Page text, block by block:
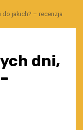
do jakich? – recenzja
dni,